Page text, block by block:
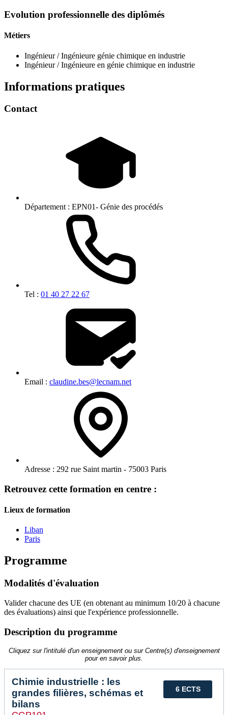
Evolution professionnelle des diplômés
Métiers
Ingénieur / Ingénieure génie chimique en industrie
Ingénieur / Ingénieure en génie chimique en industrie
Informations pratiques
Contact
Département : EPN01- Génie des procédés
Tel : 01 40 27 22 67
Email : claudine.bes@lecnam.net
Adresse : 292 rue Saint martin - 75003 Paris
Retrouvez cette formation en centre :
Lieux de formation
Liban
Paris
Programme
Modalités d'évaluation
Valider chacune des UE (en obtenant au minimum 10/20 à chacune
des évaluations) ainsi que l'expérience professionnelle.
Description du programme
Cliquez sur l'intitulé d'un enseignement ou sur Centre(s) d'enseignement
pour en savoir plus.
6 ECTS
Chimie industrielle : les
grandes filières, schémas et
bilans